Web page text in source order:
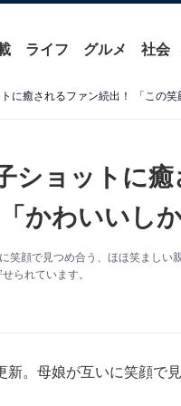
ライフ グルメ 社会
ショットに
かわいいしか
顔で見つめ合う、ほほ笑ましい
られています。
。母娘が互いに笑顔で